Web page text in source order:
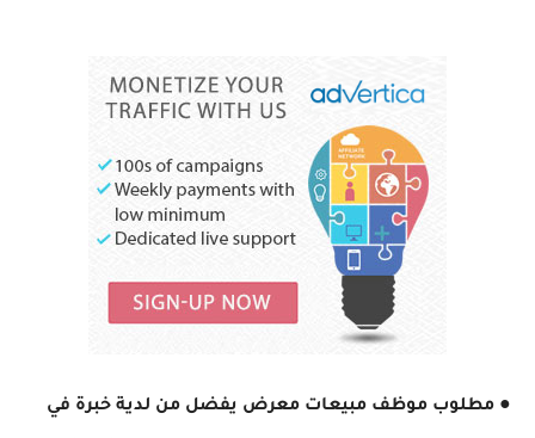
● مطلوب موظف مبيعات معرض يفضل من لدية خبرة في